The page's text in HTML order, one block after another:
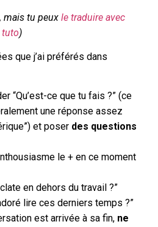
mais tu peux le traduire avec
tuto)
que j’ai préférés dans
“Qu’est-ce que tu fais ?” (ce
une réponse assez
et poser des questions
le + en ce moment
en dehors du travail ?”
lire ces derniers temps ?”
est arrivée à sa fin, ne